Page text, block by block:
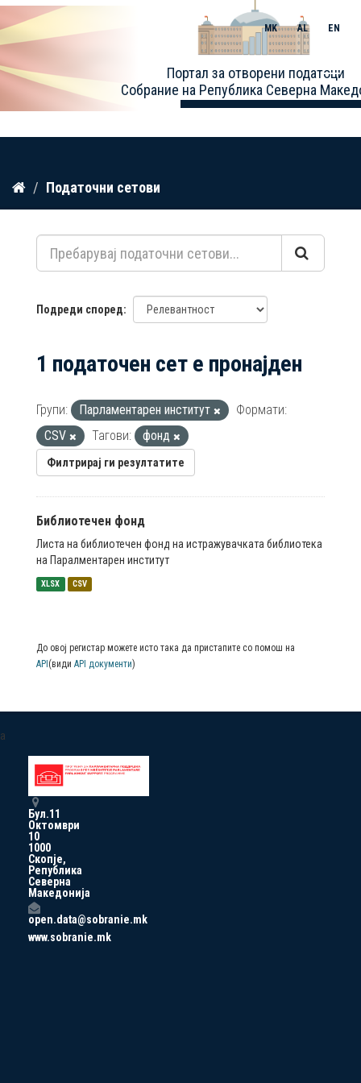
Прескокнете
содржина
Портал за отворени податоци
Собрание на Република Северна
MK AL EN
Toggle
Податочни сетови
Подреди според
1 податочен сет е пронајден
Групи: Парламентарен институт
Формати:
CSV
Тагови: фонд
Филтрирај ги резултатите
Библиотечен фонд
Листа на библиотечен фонд на истражувачката библиотека
на Паралментарен институт
XLSX CSV
До овој регистар можете исто така да пристапите со помош на
API (види API документи)
a
Бул.11
Октомври
10
1000
Скопје,
Република
Северна
Македонија
open.data@sobranie.mk
www.sobranie.mk